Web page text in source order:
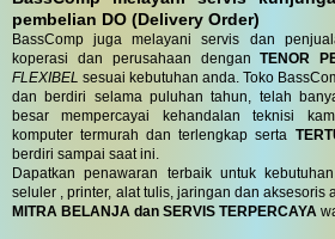
pembelian DO (Delivery Order)
BassComp juga melayani servis dan
koperasi dan perusahaan denganTENOR
FLEXIBEL sesuai kebutuhan anda. Toko
dan berdiri selama puluhan tahun, telah
besar mempercayai kehandalan teknisi
komputer termurah dan terlengkap serta
berdiri sampai saat ini.
Dapatkan penawaran terbaik untuk
seluler , printer, alat tulis, jaringan dan aksesoris
MITRA BELANJA dan SERVIS TERPERCAYA